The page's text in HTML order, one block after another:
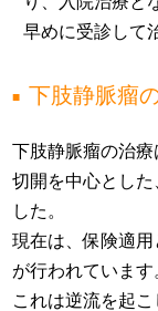
早めに受診して
下肢静脈瘤
下肢静脈瘤の治
切開を中心とし
した。
現在は、保険適
が行われています
これは逆流を起